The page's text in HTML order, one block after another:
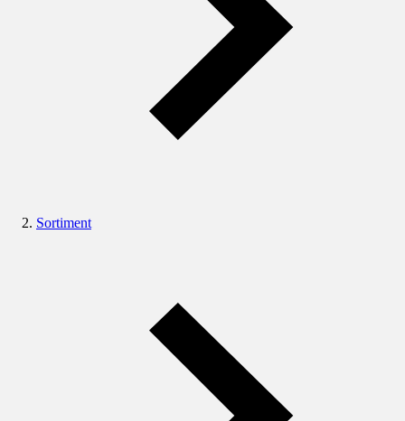
Sortiment